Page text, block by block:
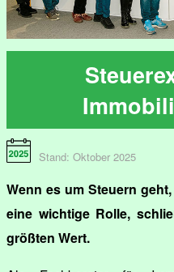
Stand: Oktober 2025
Wenn es um Steuern
eine wichtige Rolle,
größten Wert.